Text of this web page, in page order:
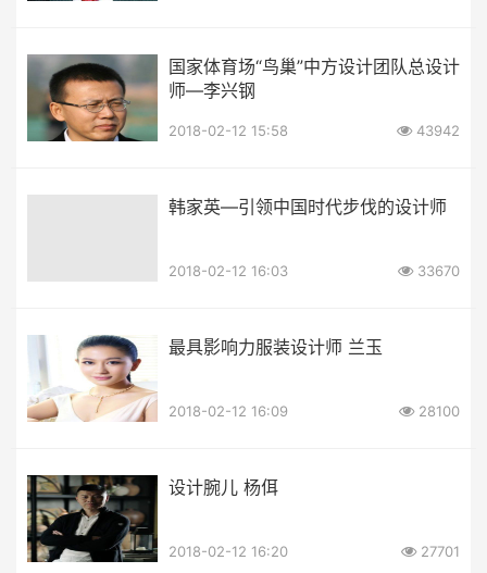
国家体育场“鸟巢”中方设计团队总设计
师—李兴钢
2018-02-12 15:58 43942
韩家英—引领中国时代步伐的设计师
2018-02-12 16:03 33670
最具影响力服装设计师 兰玉
2018-02-12 16:09 28100
设计腕儿 杨佴
2018-02-12 16:20 27701